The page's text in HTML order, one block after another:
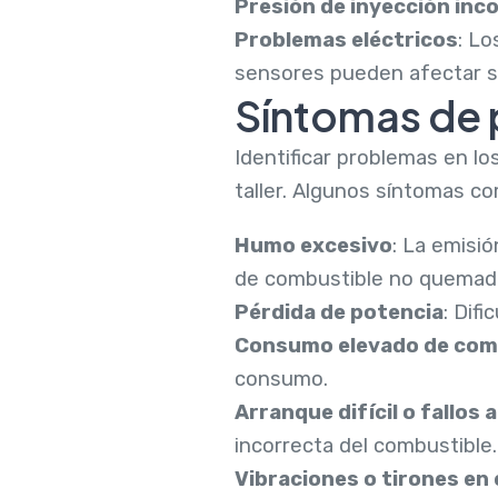
Presión de inyección
Problemas eléctricos:
sensores pueden afectar
Síntomas de
Identificar problemas en
taller. Algunos síntomas
Humo excesivo: La
de combustible no
Pérdida de potencia:
Consumo elevado de
consumo.
Arranque difícil o fallos
incorrecta del combustible.
Vibraciones o tirones en